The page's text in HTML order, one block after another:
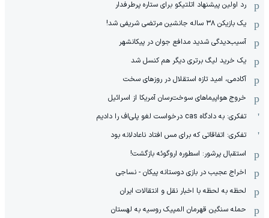
رد اولین پیشنهاد اتلتیکو برای ستاره پرطرفدار
یک بازیکن ۳۸ ساله جانشین مرتضی شریفی شد!
آسیب‌دیدگی شدید مدافع جوان در پیکانشهر
یک خرید لیگ برتری دیگر هم کنسل شد
آکادمی، امید تازه استقلال در روزهای سخت
خروج هواپیماهای سوخت‌رسان آمریکا از اسرائیل
تفکری: به دادگاه cas درخواست لغو پلی‌اف را دادیم
تفکری: اتفاقاتی که برای مس افتاد ناعادلانه بود
استقبال پرشور: اسطوره اروگوئه بازگشت!
اخراج عجیب در بازی دوستانه پیکان - نساجی
لحظه به لحظه با اخبار نقل و انتقالات ایران
حمله سنگین قهرمان المپیک روسیه به لهستان